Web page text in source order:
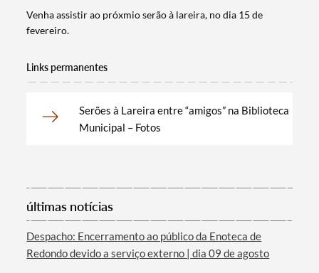
Termo de Pesquisa
Venha assistir ao próxmio serão à lareira, no dia 15 de
fevereiro.
Links permanentes
Serões à Lareira entre “amigos” na Biblioteca
Municipal – Fotos
últimas notícias
Despacho: Encerramento ao público da Enoteca de
Redondo devido a serviço externo | dia 09 de agosto